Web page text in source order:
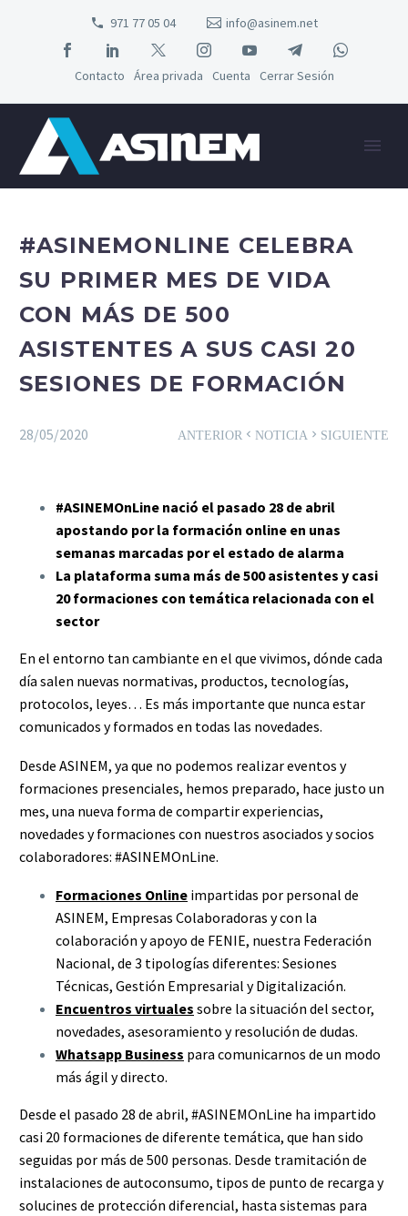
971 77 05 04 info@asinem.net
Contacto Área privada Cuenta Cerrar Sesión
#ASINEMONLINE CELEBRA
SU PRIMER MES DE VIDA
CON MÁS DE 500
ASISTENTES A SUS CASI 20
SESIONES DE FORMACIÓN
ANTERIOR NOTICIASIGUIENTE
28/05/2020
#ASINEMOnLine nació el pasado 28 de abril
apostando por la formación online en unas
semanas marcadas por el estado de alarma
La plataforma suma más de 500 asistentes y casi
20 formaciones con temática relacionada con el
sector
En el entorno tan cambiante en el que vivimos, dónde cada
día salen nuevas normativas, productos, tecnologías,
protocolos, leyes… Es más importante que nunca estar
comunicados y formados en todas las novedades.
Desde ASINEM, ya que no podemos realizar eventos y
formaciones presenciales, hemos preparado, hace justo un
mes, una nueva forma de compartir experiencias,
novedades y formaciones con nuestros asociados y socios
colaboradores: #ASINEMOnLine.
Formaciones Online impartidas por personal de
ASINEM, Empresas Colaboradoras y con la
colaboración y apoyo de FENIE, nuestra Federación
Nacional, de 3 tipologías diferentes: Sesiones
Técnicas, Gestión Empresarial y Digitalización.
Encuentros virtuales sobre la situación del sector,
novedades, asesoramiento y resolución de dudas.
Whatsapp Business para comunicarnos de un modo
más ágil y directo.
Desde el pasado 28 de abril, #ASINEMOnLine ha impartido
casi 20 formaciones de diferente temática, que han sido
seguidas por más de 500 personas. Desde tramitación de
instalaciones de autoconsumo, tipos de punto de recarga y
solucines de protección diferencial, hasta sistemas para